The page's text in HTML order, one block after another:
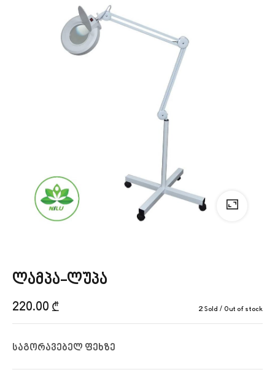
ლამპა-ლუპა
2 Sold Out of stock
220.00 ₾
საგორავებელ ფეხზე